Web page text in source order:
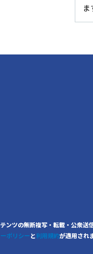
ま
の無断複写・転載・公衆送信
ポリシーと利用規約が適用され